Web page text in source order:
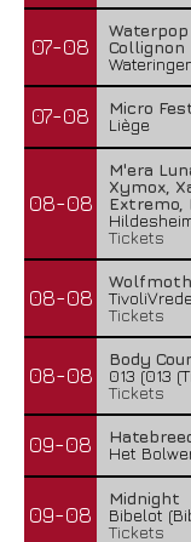
07-08
Waterpop
Collignon
07-08
Micro
Liège
08-08
M'era
Xymox,
Extremo,
Tickets
08-08
Tickets
08-08
Body
013 (013
Tickets
09-08
Het
09-08
Midnight
Bibelot
Tickets